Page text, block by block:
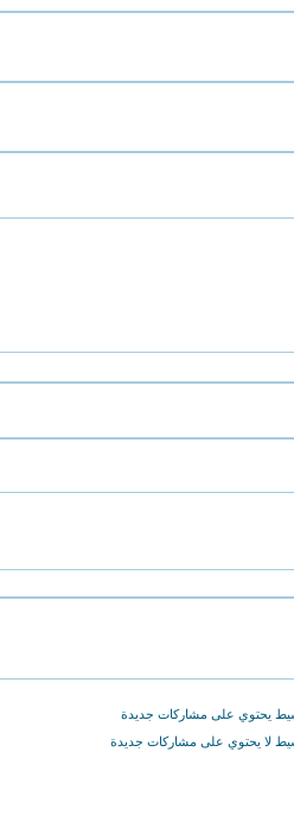
يحتوي على مشاركات جديدة
لا يحتوي على مشاركات جديدة